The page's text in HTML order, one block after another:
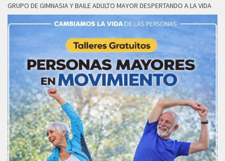
GRUPO DE GIMNASIA Y BAILE ADULTO MAYOR DESPERTANDO A LA VIDA